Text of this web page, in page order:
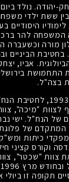
יהודה. נולד
בין ששת ילדי
היסודיים
המשפחה להר
מורה
הביניים
אביו,
בצה"ל.
1993, לחטיבת
"מיכה",
של הנח"ל. ישי
המתקדם של
כיתות
וקורס קציני
צוות "שכטר",
ובחודש מרץ 1996
תקופה זו